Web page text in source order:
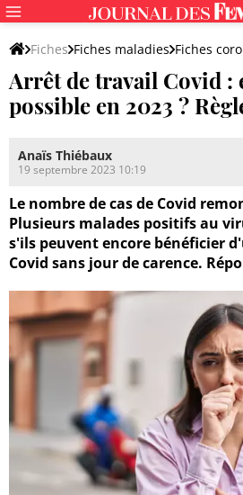
Fiches Fiches maladies Fiches
Gestion de l'épidémie Vivre avec le
Arrêt de travail Covid :
possible en 2023 ?
Anaïs Thiébaux
19 septembre 2023 10:19
Le nombre de cas de Covid
Plusieurs malades positifs au
s'ils peuvent encore bénéficier
Covid sans jour de carence.